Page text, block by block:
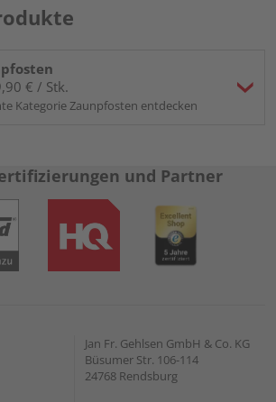
€ / Stk.
Kategorie Zaunpfosten entdecken
und Partner
Jan Fr. Gehlsen GmbH & Co. KG
Büsumer Str. 106-114
24768 Rendsburg